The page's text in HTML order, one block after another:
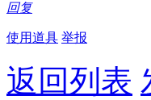
回复
使用道具 举报
返回列表